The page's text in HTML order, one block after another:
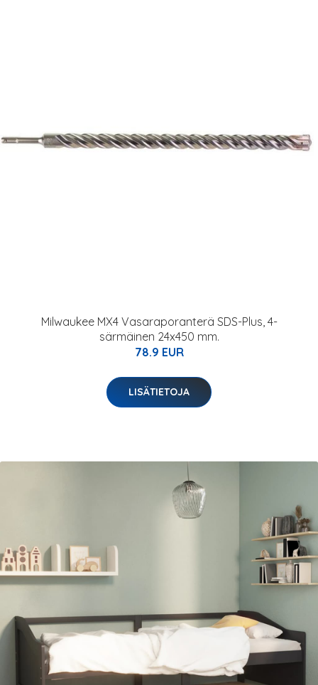
Milwaukee MX4 Vasaraporanterä SDS-Plus, 4-
särmäinen 24x450 mm.
78.9 EUR
LISÄTIETOJA